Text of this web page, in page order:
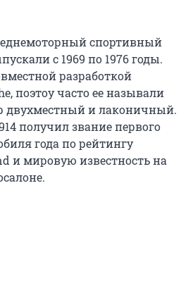
спортивный
с 1969 по 1976 годы.
разработкой
поэтоу часто ее называли
двухместный и лаконичный.
получил звание первого
года по рейтингу
и мировую известность на